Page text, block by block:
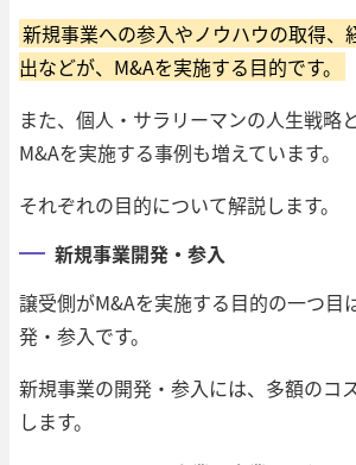
新規事業への参入やノウハウの取得、
出などが、M&Aを実施する目的です。
また、個人・サラリーマンの人生戦略
M&Aを実施する事例も増えています。
それぞれの目的について解説します。
新規事業開発・参入
譲受側がM&Aを実施する目的の一つ目
発・参入です。
新規事業の開発・参入には、多額のコ
します。